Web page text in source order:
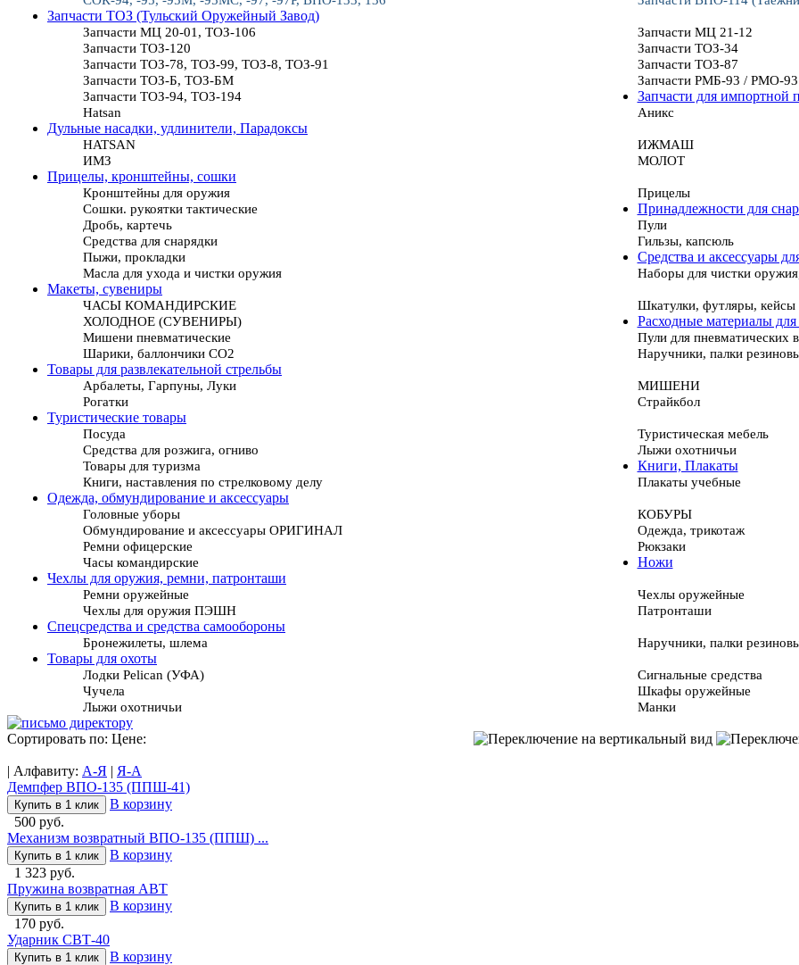
Запчасти ТОЗ (Тульский Оружейный Завод)
Запчасти МЦ 20-01, ТОЗ-106
Запчасти МЦ 21-12
Запчасти ТОЗ-120
Запчасти ТОЗ-34
Запчасти ТОЗ-78, ТОЗ-99, ТОЗ-8, ТОЗ-91
Запчасти ТОЗ-87
Запчасти ТОЗ-Б, ТОЗ-БМ
Запчасти РМБ-93 / РМО-93
Запчасти ТОЗ-94, ТОЗ-194
Запчасти для импортной
Hatsan
Аникс
Дульные насадки, удлинители, Парадоксы
HATSAN
ИЖМАШ
ИМЗ
МОЛОТ
Прицелы, кронштейны, сошки
Кронштейны для оружия
Прицелы
Сошки. рукоятки тактические
Принадлежности для
Дробь, картечь
Пули
Средства для снарядки
Гильзы, капсюль
Пыжи, прокладки
Средства и аксессуары
Масла для ухода и чистки оружия
Наборы для чистки
Макеты, сувениры
ЧАСЫ КОМАНДИРСКИЕ
Шкатулки, футляры, кейсы
ХОЛОДНОЕ (СУВЕНИРЫ)
Расходные материалы
Мишени пневматические
Пули для пневматических
Шарики, баллончики СО2
Наручники, палки
Товары для развлекательной стрельбы
Арбалеты, Гарпуны, Луки
МИШЕНИ
Рогатки
Страйкбол
Туристические товары
Посуда
Туристическая мебель
Средства для розжига, огниво
Лыжи охотничьи
Товары для туризма
Книги, Плакаты
Книги, наставления по стрелковому делу
Плакаты учебные
Одежда, обмундирование и аксессуары
Головные уборы
КОБУРЫ
Обмундирование и аксессуары ОРИГИНАЛ
Одежда, трикотаж
Ремни офицерские
Рюкзаки
Часы командирские
Ножи
Чехлы для оружия, ремни, патронташи
Ремни оружейные
Чехлы оружейные
Чехлы для оружия ПЭШН
Патронташи
Спецсредства и средства самообороны
Бронежилеты, шлема
Наручники, палки
Товары для охоты
Лодки Pelican (УФА)
Сигнальные средства
Чучела
Шкафы оружейные
Лыжи охотничьи
Манки
Сортировать по: Цене:
| Алфавиту: А-Я | Я-А
Демпфер ВПО-135 (ППШ-41)
Купить в 1 клик
В корзину
500 руб.
Механизм возвратный ВПО-135 (ППШ) ...
Купить в 1 клик
В корзину
1 323 руб.
Пружина возвратная АВТ
Купить в 1 клик
В корзину
170 руб.
Ударник СВТ-40
Купить в 1 клик
В корзину